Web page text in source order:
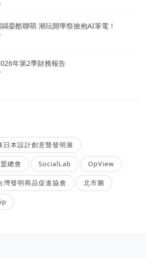
耍酷聯萌 潮玩開學祭搶抱AI筆電！
年第2季財務報告
日本設計創意暨發明展
總會 SocialLab OpView
灣發明商品促進協會 北市圖